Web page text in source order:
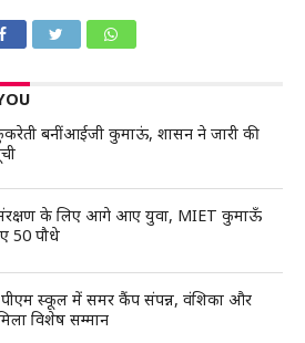
बनीं आईजी कुमाऊं, शासन ने जारी की
संरक्षण के लिए आगे आए युवा, MIET कुमाऊँ
50 पौधे
पीएम स्कूल में समर कैंप संपन्न, वंशिका और
विशेष सम्मान